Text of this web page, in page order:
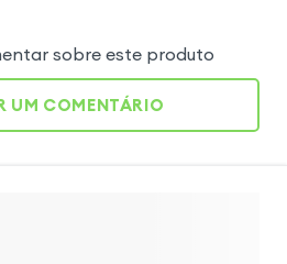
sobre este produto
UM COMENTÁRIO